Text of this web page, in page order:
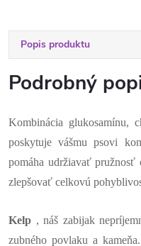
Popis produktu
Podrobný
Kombinácia glukosamínu,
poskytuje vášmu psovi
pomáha udržiavať
zlepšovať celkovú
Kelp , náš zabijak
zubného povlaku a